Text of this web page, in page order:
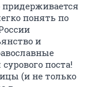
понять по
и
поста!
(и не только